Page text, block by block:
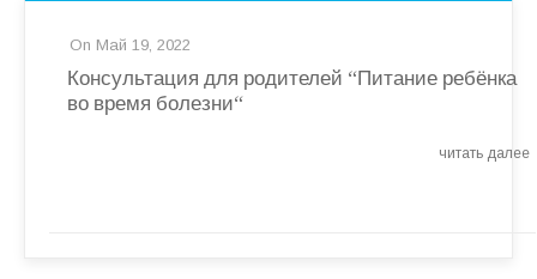
On Май 19, 2022
Консультация для родителей “Питание ребёнка
во время болезни“
читать далее